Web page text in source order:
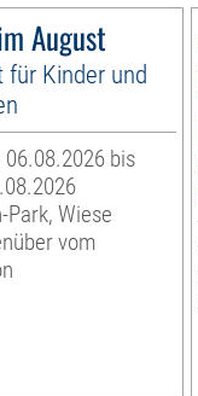
August
für Kinder und
bis
Wiese
vom